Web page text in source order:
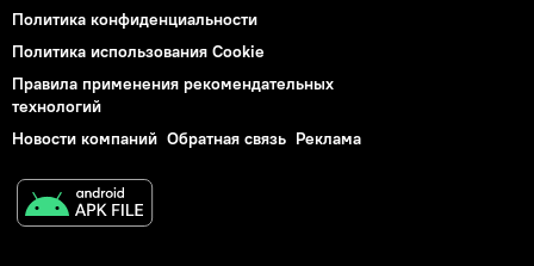
Политика конфиденциальности
Политика использования Cookie
Правила применения рекомендательных
технологий
Новости компаний Обратная связь Реклама